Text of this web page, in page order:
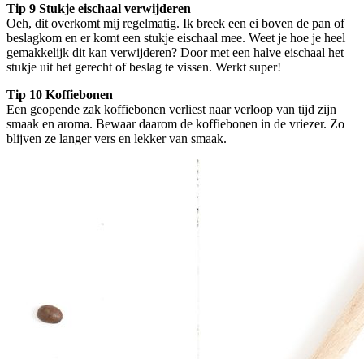
Tip 9 Stukje eischaal verwijderen
Oeh, dit overkomt mij regelmatig. Ik breek een ei boven de pan of
beslagkom en er komt een stukje eischaal mee. Weet je hoe je heel
gemakkelijk dit kan verwijderen? Door met een halve eischaal het
stukje uit het gerecht of beslag te vissen. Werkt super!
Tip 10 Koffiebonen
Een geopende zak koffiebonen verliest naar verloop van tijd zijn
smaak en aroma. Bewaar daarom de koffiebonen in de vriezer. Zo
blijven ze langer vers en lekker van smaak.